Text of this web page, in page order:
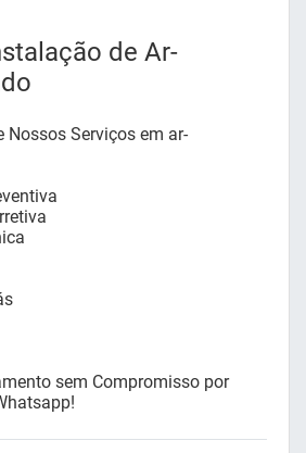
de Ar-
Nossos Serviços em ar-
sem Compromisso por